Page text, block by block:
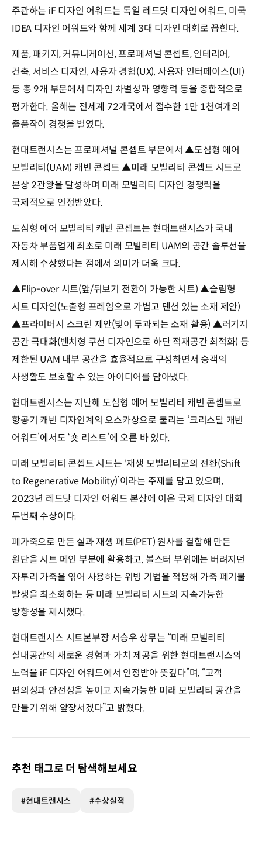
주관하는 iF 디자인 어워드는 독일 레드닷 디자인 어워드, 미국
IDEA 디자인 어워드와 함께 세계 3대 디자인 대회로 꼽힌다.
제품, 패키지, 커뮤니케이션, 프로페셔널 콘셉트, 인테리어,
건축, 서비스 디자인, 사용자 경험(UX), 사용자 인터페이스(UI)
등 총 9개 부문에서 디자인 차별성과 영향력 등을 종합적으로
평가한다. 올해는 전세계 72개국에서 접수한 1만 1천여개의
출품작이 경쟁을 벌였다.
현대트랜시스는 프로페셔널 콘셉트 부문에서 ▲도심형 에어
모빌리티(UAM) 캐빈 콘셉트 ▲미래 모빌리티 콘셉트 시트로
본상 2관왕을 달성하며 미래 모빌리티 디자인 경쟁력을
국제적으로 인정받았다.
도심형 에어 모빌리티 캐빈 콘셉트는 현대트랜시스가 국내
자동차 부품업계 최초로 미래 모빌리티 UAM의 공간 솔루션을
제시해 수상했다는 점에서 의미가 더욱 크다.
▲Flip-over 시트(앞/뒤보기 전환이 가능한 시트) ▲슬림형
시트 디자인(노출형 프레임으로 가볍고 텐션 있는 소재 제안)
▲프라이버시 스크린 제안(빛이 투과되는 소재 활용) ▲러기지
공간 극대화(벤치형 쿠션 디자인으로 하단 적재공간 최적화) 등
제한된 UAM 내부 공간을 효율적으로 구성하면서 승객의
사생활도 보호할 수 있는 아이디어를 담아냈다.
현대트랜시스는 지난해 도심형 에어 모빌리티 캐빈 콘셉트로
항공기 캐빈 디자인계의 오스카상으로 불리는 ‘크리스탈 캐빈
어워드’에서도 ‘숏 리스트’에 오른 바 있다.
미래 모빌리티 콘셉트 시트는 '재생 모빌리티로의 전환(Shift
to Regenerative Mobility)’이라는 주제를 담고 있으며,
2023년 레드닷 디자인 어워드 본상에 이은 국제 디자인 대회
두번째 수상이다.
폐가죽으로 만든 실과 재생 페트(PET) 원사를 결합해 만든
원단을 시트 메인 부분에 활용하고, 볼스터 부위에는 버려지던
자투리 가죽을 엮어 사용하는 위빙 기법을 적용해 가죽 폐기물
발생을 최소화하는 등 미래 모빌리티 시트의 지속가능한
방향성을 제시했다.
현대트랜시스 시트본부장 서승우 상무는 “미래 모빌리티
실내공간의 새로운 경험과 가치 제공을 위한 현대트랜시스의
노력을 iF 디자인 어워드에서 인정받아 뜻깊다”며, “고객
편의성과 안전성을 높이고 지속가능한 미래 모빌리티 공간을
만들기 위해 앞장서겠다”고 밝혔다.
추천 태그로 더 탐색해보세요
#현대트랜시스 #수상실적